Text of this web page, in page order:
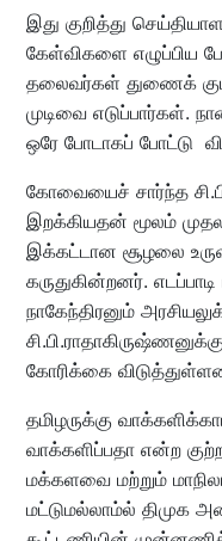
இது குறித்து
கேள்விகளை எழுப்பிய
தலைவர்கள் துணைக்
முடிவை எடுப்பார்கள்.
ஒரே போடாகப் போட்டு
கோவையைச் சார்ந்த
இறக்கியதன் மூலம்
இக்கட்டான சூழலை
கருதுகின்றனர்.
நாகேந்திரனும்
கோரிக்கை
தமிழருக்கு
வாக்களிப்பதா என்ற
மக்களவை மற்றும்
மட்டுமல்லாம்ல் திமுக